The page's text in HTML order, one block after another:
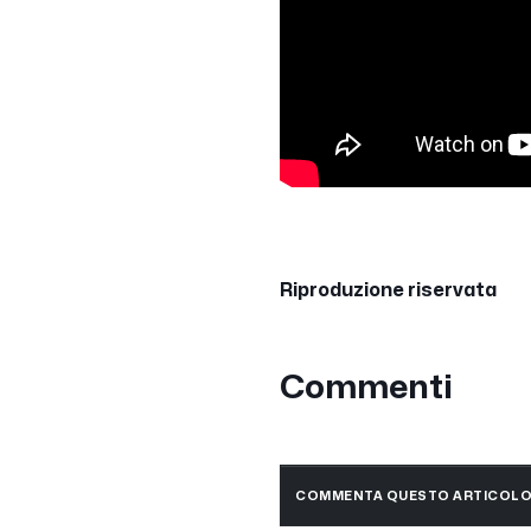
Riproduzione riservata
Commenti
COMMENTA QUESTO ARTICOLO